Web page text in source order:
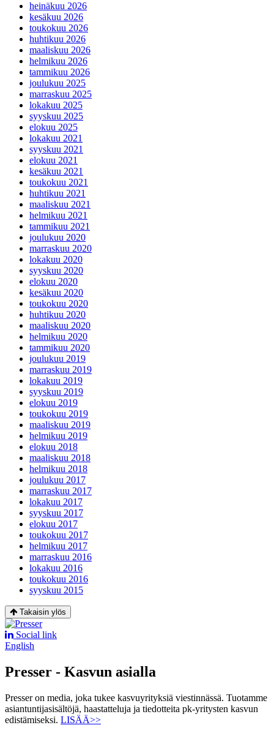
heinäkuu 2026
kesäkuu 2026
toukokuu 2026
huhtikuu 2026
maaliskuu 2026
helmikuu 2026
tammikuu 2026
joulukuu 2025
marraskuu 2025
lokakuu 2025
syyskuu 2025
elokuu 2025
lokakuu 2021
syyskuu 2021
elokuu 2021
kesäkuu 2021
toukokuu 2021
huhtikuu 2021
maaliskuu 2021
helmikuu 2021
tammikuu 2021
joulukuu 2020
marraskuu 2020
lokakuu 2020
syyskuu 2020
elokuu 2020
kesäkuu 2020
toukokuu 2020
huhtikuu 2020
maaliskuu 2020
helmikuu 2020
tammikuu 2020
joulukuu 2019
marraskuu 2019
lokakuu 2019
syyskuu 2019
elokuu 2019
toukokuu 2019
maaliskuu 2019
helmikuu 2019
elokuu 2018
maaliskuu 2018
helmikuu 2018
joulukuu 2017
marraskuu 2017
lokakuu 2017
syyskuu 2017
elokuu 2017
toukokuu 2017
helmikuu 2017
marraskuu 2016
lokakuu 2016
toukokuu 2016
syyskuu 2015
Takaisin ylös
Social link
English
Presser - Kasvun asialla
Presser on media, joka tukee kasvuyrityksiä viestinnässä. Tuotamme
asiantuntijasisältöjä, haastatteluja ja tiedotteita pk-yritysten kasvun
edistämiseksi. LISÄÄ>>